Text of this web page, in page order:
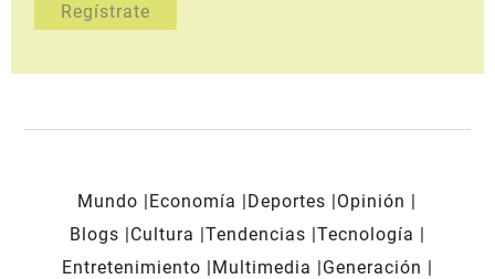
Mundo Economía Deportes
Opinión
Blogs
Cultura Tendencias Tecnología
Entretenimiento
Multimedia
Generación